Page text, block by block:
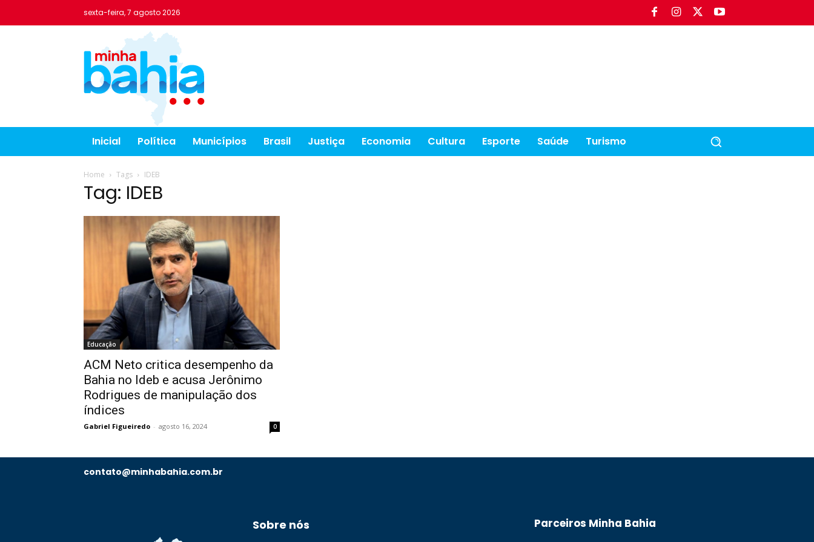
sexta-feira, 7 agosto 2026
Inicial Política Municípios Brasil Justiça Economia Cultura Esporte Saúde Turismo
Home Tags IDEB
Tag: IDEB
Educação
ACM Neto critica desempenho da
Bahia no Ideb e acusa Jerônimo
Rodrigues de manipulação dos
índices
Gabriel Figueiredo - agosto 16, 2024 0
contato@minhabahia.com.br
Sobre nós Parceiros Minha Bahia